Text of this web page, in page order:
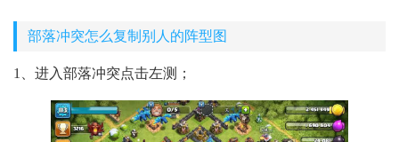
部落冲突怎么复制别人的阵型图
1、进入部落冲突点击左测；